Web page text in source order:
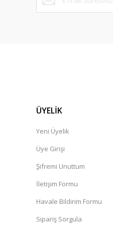
ÜYELİK
Yeni Üyelik
Üye Girişi
Şifremi Unuttum
İletişim Formu
Havale Bildirim Formu
Sipariş Sorgula